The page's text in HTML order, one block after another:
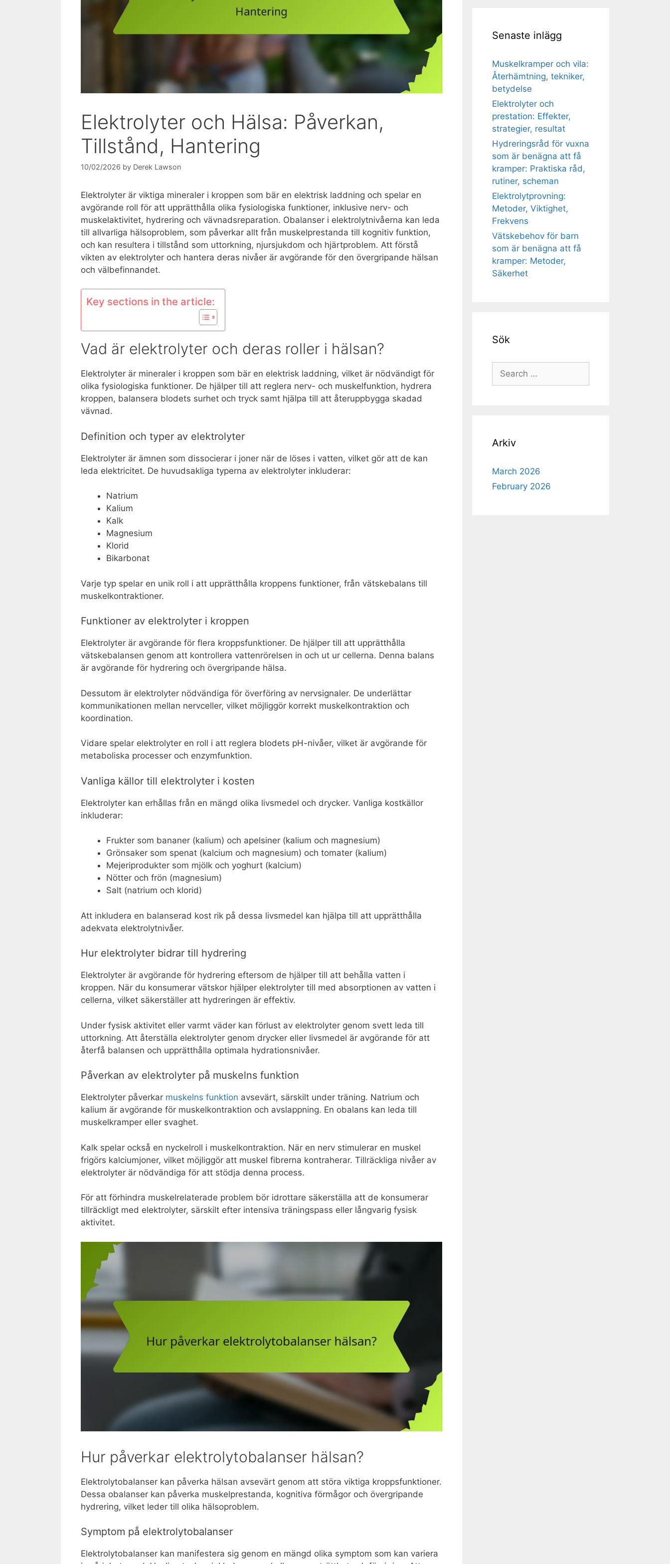
Elektrolyter och Hälsa: Påverkan,
Tillstånd, Hantering
10/02/2026 by Derek Lawson
Elektrolyter är viktiga mineraler i kroppen som bär en elektrisk laddning och spelar en
avgörande roll för att upprätthålla olika fysiologiska funktioner, inklusive nerv- och
muskelaktivitet, hydrering och vävnadsreparation. Obalanser i elektrolytnivåerna kan leda
till allvarliga hälsoproblem, som påverkar allt från muskelprestanda till kognitiv funktion,
och kan resultera i tillstånd som uttorkning, njursjukdom och hjärtproblem. Att förstå
vikten av elektrolyter och hantera deras nivåer är avgörande för den övergripande hälsan
och välbefinnandet.
Key sections in the article:
Vad är elektrolyter och deras roller i hälsan?
Elektrolyter är mineraler i kroppen som bär en elektrisk laddning, vilket är nödvändigt för
olika fysiologiska funktioner. De hjälper till att reglera nerv- och muskelfunktion, hydrera
kroppen, balansera blodets surhet och tryck samt hjälpa till att återuppbygga skadad
vävnad.
Definition och typer av elektrolyter
Elektrolyter är ämnen som dissocierar i joner när de löses i vatten, vilket gör att de kan
leda elektricitet. De huvudsakliga typerna av elektrolyter inkluderar:
Natrium
Kalium
Kalk
Magnesium
Klorid
Bikarbonat
Varje typ spelar en unik roll i att upprätthålla kroppens funktioner, från vätskebalans till
muskelkontraktioner.
Funktioner av elektrolyter i kroppen
Elektrolyter är avgörande för flera kroppsfunktioner. De hjälper till att upprätthålla
vätskebalansen genom att kontrollera vattenrörelsen in och ut ur cellerna. Denna balans
är avgörande för hydrering och övergripande hälsa.
Dessutom är elektrolyter nödvändiga för överföring av nervsignaler. De underlättar
kommunikationen mellan nervceller, vilket möjliggör korrekt muskelkontraktion och
koordination.
Vidare spelar elektrolyter en roll i att reglera blodets pH-nivåer, vilket är avgörande för
metaboliska processer och enzymfunktion.
Vanliga källor till elektrolyter i kosten
Elektrolyter kan erhållas från en mängd olika livsmedel och drycker. Vanliga kostkällor
inkluderar:
Frukter som bananer (kalium) och apelsiner (kalium och magnesium)
Grönsaker som spenat (kalcium och magnesium) och tomater (kalium)
Mejeriprodukter som mjölk och yoghurt (kalcium)
Nötter och frön (magnesium)
Salt (natrium och klorid)
Att inkludera en balanserad kost rik på dessa livsmedel kan hjälpa till att upprätthålla
adekvata elektrolytnivåer.
Hur elektrolyter bidrar till hydrering
Elektrolyter är avgörande för hydrering eftersom de hjälper till att behålla vatten i
kroppen. När du konsumerar vätskor hjälper elektrolyter till med absorptionen av vatten i
cellerna, vilket säkerställer att hydreringen är effektiv.
Under fysisk aktivitet eller varmt väder kan förlust av elektrolyter genom svett leda till
uttorkning. Att återställa elektrolyter genom drycker eller livsmedel är avgörande för att
återfå balansen och upprätthålla optimala hydrationsnivåer.
Påverkan av elektrolyter på muskelns funktion
Elektrolyter påverkar muskelns funktion avsevärt, särskilt under träning. Natrium och
kalium är avgörande för muskelkontraktion och avslappning. En obalans kan leda till
muskelkramper eller svaghet.
Kalk spelar också en nyckelroll i muskelkontraktion. När en nerv stimulerar en muskel
frigörs kalciumjoner, vilket möjliggör att muskel fibrerna kontraherar. Tillräckliga nivåer av
elektrolyter är nödvändiga för att stödja denna process.
För att förhindra muskelrelaterade problem bör idrottare säkerställa att de konsumerar
tillräckligt med elektrolyter, särskilt efter intensiva träningspass eller långvarig fysisk
aktivitet.
Hur påverkar elektrolytobalanser hälsan?
Elektrolytobalanser kan påverka hälsan avsevärt genom att störa viktiga kroppsfunktioner.
Dessa obalanser kan påverka muskelprestanda, kognitiva förmågor och övergripande
hydrering, vilket leder till olika hälsoproblem.
Symptom på elektrolytobalanser
Elektrolytobalanser kan manifestera sig genom en mängd olika symptom som kan variera
Senaste inlägg
Muskelkramper och vila:
Återhämtning, tekniker,
betydelse
Elektrolyter och
prestation: Effekter,
strategier, resultat
Hydreringsråd för vuxna
som är benägna att få
kramper: Praktiska råd,
rutiner, scheman
Elektrolytprovning:
Metoder, Viktighet,
Frekvens
Vätskebehov för barn
som är benägna att få
kramper: Metoder,
Säkerhet
Sök
Search
for:
Arkiv
March 2026
February 2026